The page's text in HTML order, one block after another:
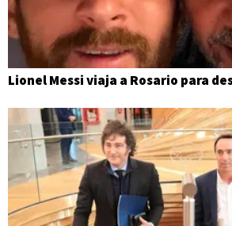
Lionel Messi viaja a Rosario para